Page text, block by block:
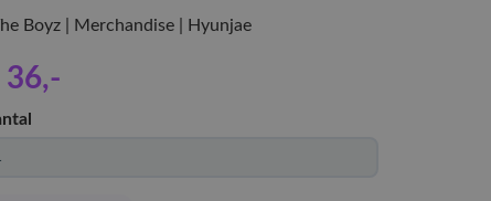
Boyz | Merchandise | Hyunjae
36,-